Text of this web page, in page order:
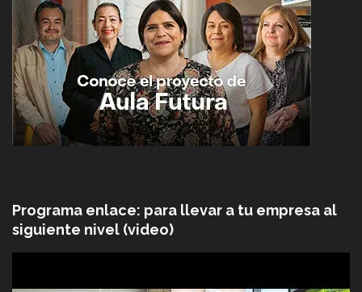
Programa enlace: para llevar a tu empresa al
siguiente nivel (video)